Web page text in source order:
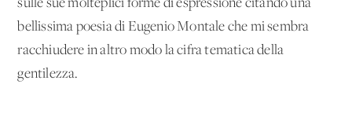
sulle sue molteplici forme di espressione citando una
bellissima poesia di Eugenio Montale che mi sembra
racchiudere in altro modo la cifra tematica della
gentilezza.